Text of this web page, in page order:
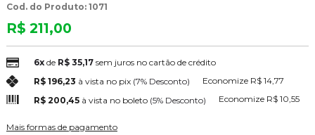
Cod. do Produto: 1071
R$ 211,00
6xde R$ 35,17 sem juros no cartão de crédito
R$ 196,23 à vista no pix (7% Desconto) Economize R$ 14,77
R$ 200,45 à vista no boleto (5% Desconto) Economize R$ 10,55
Mais formas de pagamento